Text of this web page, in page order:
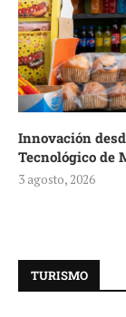
Innovación
Tecnológico de
3 agosto, 2026
TURISMO